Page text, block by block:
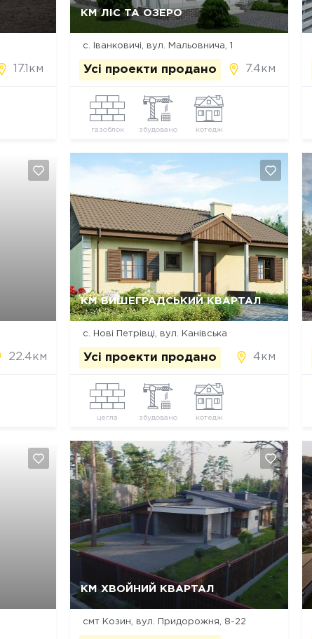
17.1км
КМ ЛІС ТА ОЗЕРО
с. Іванковичі, вул. Мальовнича, 1
Усі проекти продано 7.4км
газоблок збудовано котедж
Так, видалити Відміна
22.4км
КМ ВИШЕГРАДСЬКИЙ КВАРТАЛ
с. Нові Петрівці, вул. Канівська
Усі проекти продано 4км
цегла збудовано котедж
Так, видалити Відміна
КМ ХВОЙНИЙ КВАРТАЛ
смт Козин, вул. Придорожня, 8-22
Так, видалити Відміна